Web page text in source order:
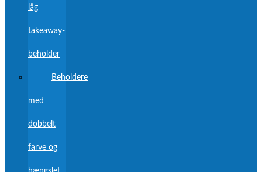
låg
takeaway-
beholder
Beholdere
med
dobbelt
farve og